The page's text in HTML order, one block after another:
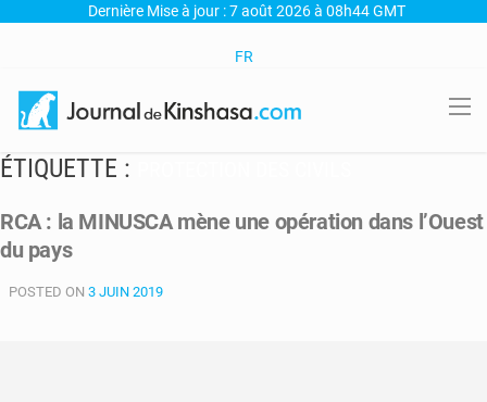
Dernière Mise à jour : 7 août 2026 à 08h44 GMT
FR
ÉTIQUETTE :
RCA : la MINUSCA mène une opération dans l’Ouest
du pays
POSTED ON 3 JUIN 2019